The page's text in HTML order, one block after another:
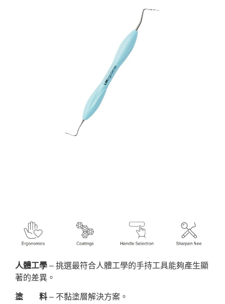
人體工學 – 挑選最符合人體工學的手持工具能夠產生顯
著的差異。
塗 料 – 不黏塗層解決方案。